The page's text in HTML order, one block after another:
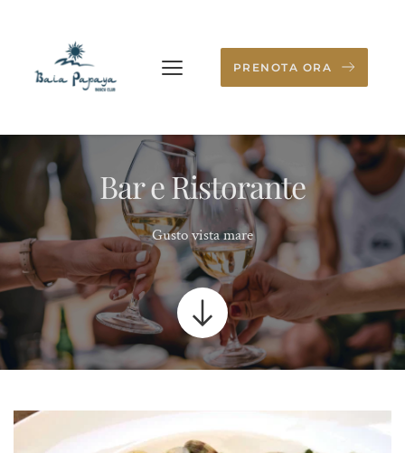
PRENOTA ORA
Bar e Ristorante
Gusto vista mare